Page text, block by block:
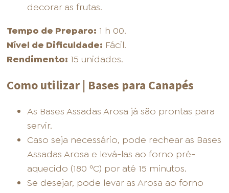
decorar as frutas.
Tempo de Preparo: 1 h 00.
Nível de Dificuldade: Fácil.
Rendimento: 15 unidades.
Como utilizar | Bases para Canapés
As Bases Assadas Arosa já são prontas para
servir.
Caso seja necessário, pode rechear as Bases
Assadas Arosa e levá-las ao forno pré-
aquecido (180 ºC) por até 15 minutos.
Se desejar, pode levar as Arosa ao forno